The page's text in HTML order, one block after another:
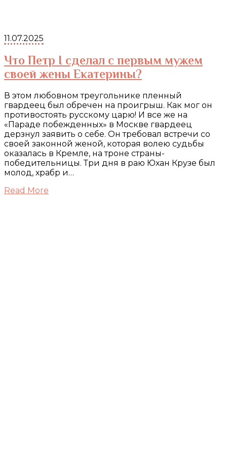
11.07.2025
Что Петр I сделал с первым мужем
своей жены Екатерины?
В этом любовном треугольнике пленный
гвардеец был обречен на проигрыш. Как мог он
противостоять русскому царю! И все же на
«Параде побежденных» в Москве гвардеец
дерзнул заявить о себе. Он требовал встречи со
своей законной женой, которая волею судьбы
оказалась в Кремле, на троне страны-
победительницы. Три дня в раю Юхан Крузе был
молод, храбр и…
Read More